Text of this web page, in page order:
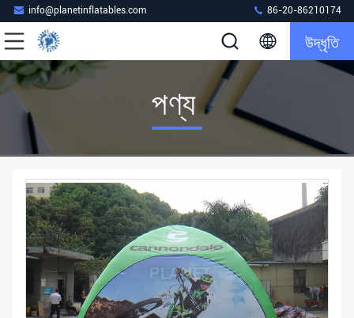
info@planetinflatables.com 86-20-86210174
উদ্ধৃতি
পণ্য